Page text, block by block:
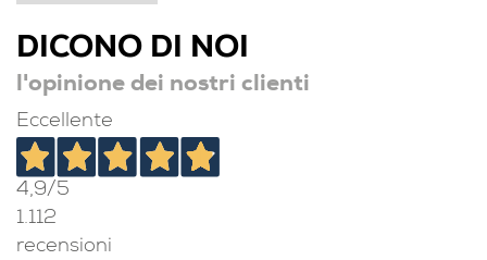
DICONO DI NOI
l'opinione dei nostri clienti
Eccellente